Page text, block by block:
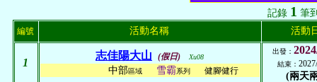
記錄 1 筆
編號 活動名稱 活動
1
志佳陽大山 (假日) Xu08
中部區域 雪霸系列 健腳健行
出發：
結束：
(兩天